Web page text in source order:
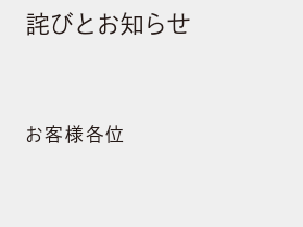
詫びとお知らせ
お客様各位